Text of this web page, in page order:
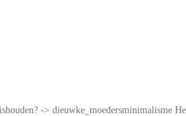
-> dieuwke_moedersminimalisme